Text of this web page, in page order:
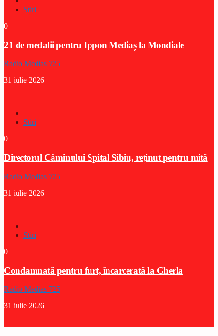
Stiri
0
21 de medalii pentru Ippon Mediaș la Mondiale
Radio Medias 725
31 iulie 2026
Stiri
0
Directorul Căminului Spital Sibiu, reținut pentru mită
Radio Medias 725
31 iulie 2026
Stiri
0
Condamnată pentru furt, încarcerată la Gherla
Radio Medias 725
31 iulie 2026